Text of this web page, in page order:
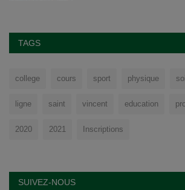
TAGS
college cours sport physique
ligne saint vincent education
2020 2021 Inscriptions
SUIVEZ-NOUS